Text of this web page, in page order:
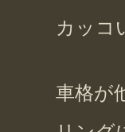
カッコ
車格が